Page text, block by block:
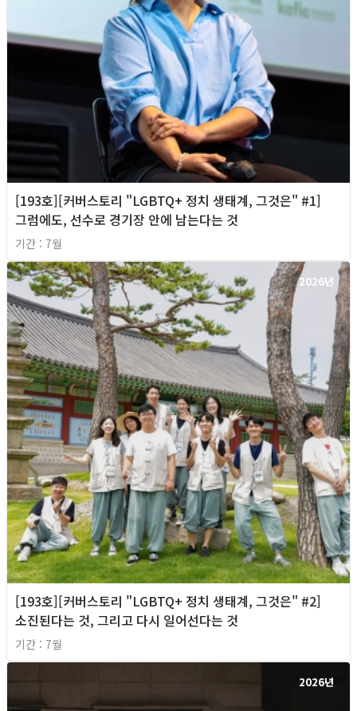
[193호][커버스토리 "LGBTQ+ 정치 생태계, 그것은" #1]
그럼에도, 선수로 경기장 안에 남는다는 것
기간 : 7월
2026년
[193호][커버스토리 "LGBTQ+ 정치 생태계, 그것은" #2]
소진된다는 것, 그리고 다시 일어선다는 것
기간 : 7월
2026년